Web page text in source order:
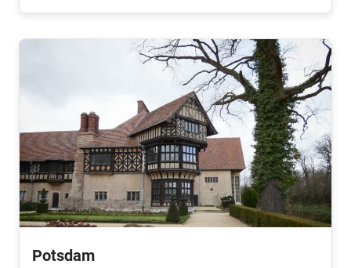
Potsdam